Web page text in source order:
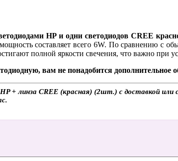
HP и одни светодиодов CREE
составляет всего 6W. По сравнению с
полной яркости свечения, что важно при
вам не понадобится дополнительное
+ линза CREE (красная) (2шт.) с доставкой